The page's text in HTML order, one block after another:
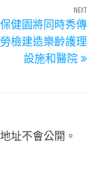
Next
Post
NEXT
健園將同時秀傳
檢建造樂齡護理
設施和醫院
址不會公開。